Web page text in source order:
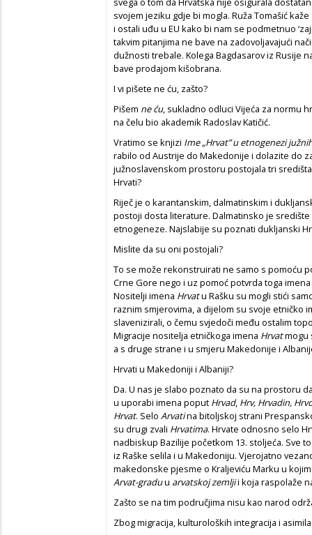
svojem jeziku gdje bi mogla. Ruža Tomašić
i ostali uđu u EU kako bi nam se podmetnuo
takvim pitanjima ne bave na zadovoljavajući
dužnosti trebale. Kolega Bagdasarov iz Rusije
bave prodajom kišobrana.
I vi pišete ne ću, zašto?
Pišem ne ću, sukladno odluci Vijeća za normu
na čelu bio akademik Radoslav Katičić.
Vratimo se knjizi Ime „Hrvat” u etnogenezi
rabilo od Austrije do Makedonije i dolazite do
južnoslavenskom prostoru postojala tri
Hrvati?
Riječ je o karantanskim, dalmatinskim i
postoji dosta literature. Dalmatinsko je
etnogeneze. Najslabije su poznati dukljanski
Mislite da su oni postojali?
To se može rekonstruirati ne samo s pomoću
Crne Gore nego i uz pomoć potvrda toga
Nositelji imena Hrvatu Rašku su mogli stići
raznim smjerovima, a dijelom su svoje etničko
slavenizirali, o čemu svjedoči među ostalim
Migracije nositelja etničkoga imena Hrvatmogu
a s druge strane i u smjeru Makedonije i
Hrvati u Makedoniji i Albaniji?
Da. U nas je slabo poznato da su na prostoru
u uporabi imena poput Hrvad, Hrv, Hrvadin,
Hrvat. Selo Arvatina bitoljskoj strani
su drugi zvali Hrvatima. Hrvate odnosno selo
nadbiskup Bazilije početkom 13. stoljeća. Sve
iz Raške selila i u Makedoniju. Vjerojatno
makedonske pjesme o Kraljeviću Marku u
Arvat-graduu arvatskoj zemljii koja raspolaže
Zašto se na tim područjima nisu kao narod
Zbog migracija, kulturoloških integracija i